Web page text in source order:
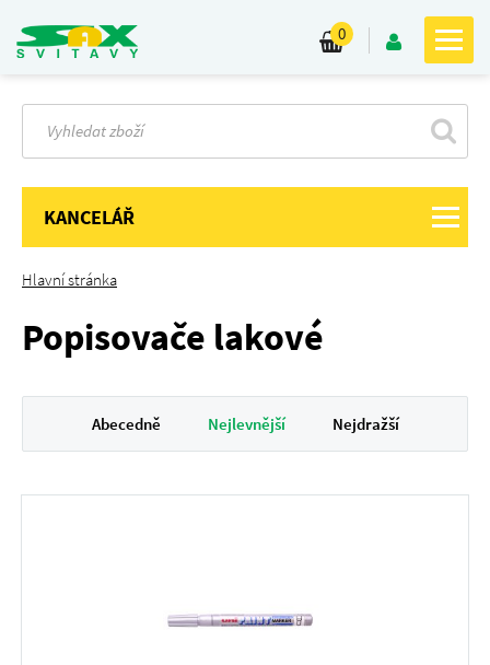
0
KANCELÁŘ
Hlavní stránka
Popisovače lakové
Abecedně Nejlevnější Nejdražší